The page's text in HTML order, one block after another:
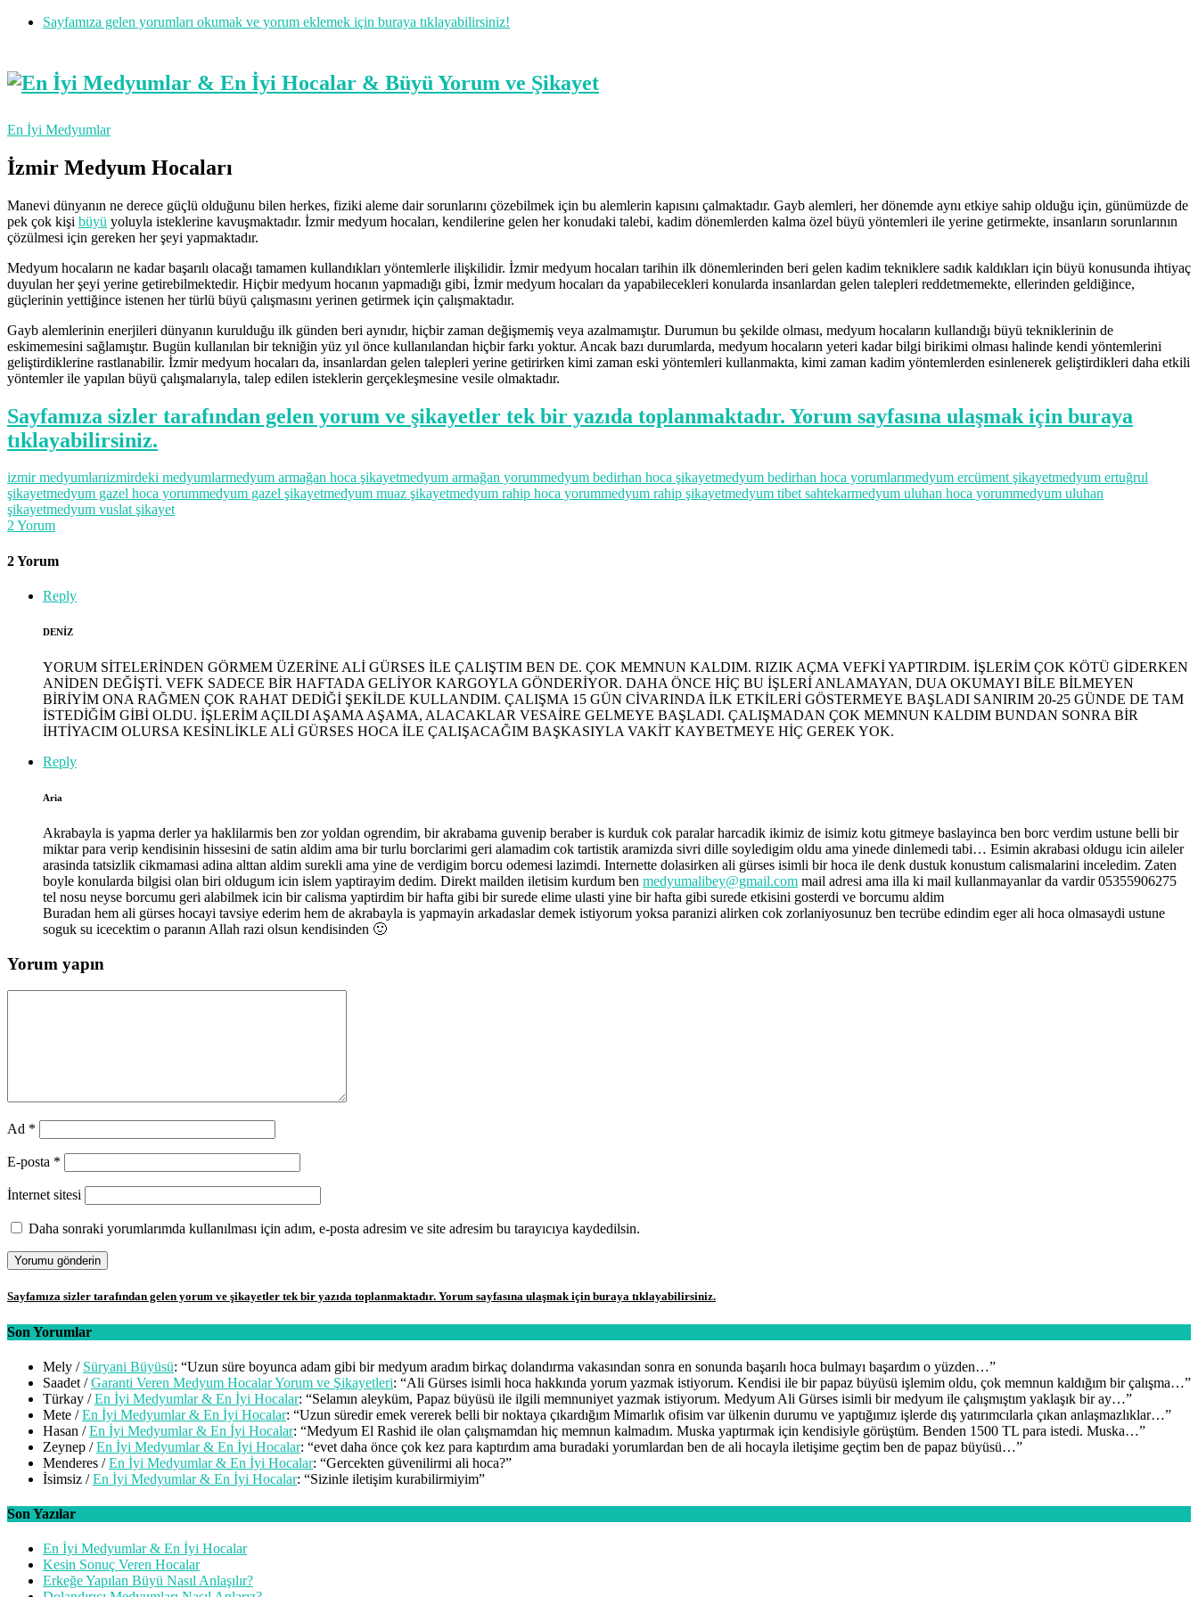
Sayfamıza gelen yorumları okumak ve yorum eklemek için buraya tıklayabilirsiniz!
En İyi Medyumlar
İzmir Medyum Hocaları
Manevi dünyanın ne derece güçlü olduğunu bilen herkes, fiziki aleme dair sorunlarını çözebilmek için bu alemlerin kapısını çalmaktadır. Gayb alemleri, her dönemde aynı etkiye sahip olduğu için, günümüzde de
pek çok kişi büyü yoluyla isteklerine kavuşmaktadır. İzmir medyum hocaları, kendilerine gelen her konudaki talebi, kadim dönemlerden kalma özel büyü yöntemleri ile yerine getirmekte, insanların sorunlarının
çözülmesi için gereken her şeyi yapmaktadır.
Medyum hocaların ne kadar başarılı olacağı tamamen kullandıkları yöntemlerle ilişkilidir. İzmir medyum hocaları tarihin ilk dönemlerinden beri gelen kadim tekniklere sadık kaldıkları için büyü konusunda ihtiyaç
duyulan her şeyi yerine getirebilmektedir. Hiçbir medyum hocanın yapmadığı gibi, İzmir medyum hocaları da yapabilecekleri konularda insanlardan gelen talepleri reddetmemekte, ellerinden geldiğince,
güçlerinin yettiğince istenen her türlü büyü çalışmasını yerinen getirmek için çalışmaktadır.
Gayb alemlerinin enerjileri dünyanın kurulduğu ilk günden beri aynıdır, hiçbir zaman değişmemiş veya azalmamıştır. Durumun bu şekilde olması, medyum hocaların kullandığı büyü tekniklerinin de
eskimemesini sağlamıştır. Bugün kullanılan bir tekniğin yüz yıl önce kullanılandan hiçbir farkı yoktur. Ancak bazı durumlarda, medyum hocaların yeteri kadar bilgi birikimi olması halinde kendi yöntemlerini
geliştirdiklerine rastlanabilir. İzmir medyum hocaları da, insanlardan gelen talepleri yerine getirirken kimi zaman eski yöntemleri kullanmakta, kimi zaman kadim yöntemlerden esinlenerek geliştirdikleri daha etkili
yöntemler ile yapılan büyü çalışmalarıyla, talep edilen isteklerin gerçekleşmesine vesile olmaktadır.
Sayfamıza sizler tarafından gelen yorum ve şikayetler tek bir yazıda toplanmaktadır. Yorum sayfasına ulaşmak için buraya
tıklayabilirsiniz.
izmir medyumlarıizmirdeki medyumlarmedyum armağan hoca şikayetmedyum armağan yorummedyum bedirhan hoca şikayetmedyum bedirhan hoca yorumlarımedyum ercüment şikayetmedyum ertuğrul
şikayetmedyum gazel hoca yorummedyum gazel şikayetmedyum muaz şikayetmedyum rahip hoca yorummedyum rahip şikayetmedyum tibet sahtekarmedyum uluhan hoca yorummedyum uluhan
şikayetmedyum vuslat şikayet
2Yorum
2 Yorum
Reply
DENİZ
YORUM SİTELERİNDEN GÖRMEM ÜZERİNE ALİ GÜRSES İLE ÇALIŞTIM BEN DE. ÇOK MEMNUN KALDIM. RIZIK AÇMA VEFKİ YAPTIRDIM. İŞLERİM ÇOK KÖTÜ GİDERKEN
ANİDEN DEĞİŞTİ. VEFK SADECE BİR HAFTADA GELİYOR KARGOYLA GÖNDERİYOR. DAHA ÖNCE HİÇ BU İŞLERİ ANLAMAYAN, DUA OKUMAYI BİLE BİLMEYEN
BİRİYİM ONA RAĞMEN ÇOK RAHAT DEDİĞİ ŞEKİLDE KULLANDIM. ÇALIŞMA 15 GÜN CİVARINDA İLK ETKİLERİ GÖSTERMEYE BAŞLADI SANIRIM 20-25 GÜNDE DE TAM
İSTEDİĞİM GİBİ OLDU. İŞLERİM AÇILDI AŞAMA AŞAMA, ALACAKLAR VESAİRE GELMEYE BAŞLADI. ÇALIŞMADAN ÇOK MEMNUN KALDIM BUNDAN SONRA BİR
İHTİYACIM OLURSA KESİNLİKLE ALİ GÜRSES HOCA İLE ÇALIŞACAĞIM BAŞKASIYLA VAKİT KAYBETMEYE HİÇ GEREK YOK.
Reply
Aria
Akrabayla is yapma derler ya haklilarmis ben zor yoldan ogrendim, bir akrabama guvenip beraber is kurduk cok paralar harcadik ikimiz de isimiz kotu gitmeye baslayinca ben borc verdim ustune belli bir
miktar para verip kendisinin hissesini de satin aldim ama bir turlu borclarimi geri alamadim cok tartistik aramizda sivri dille soyledigim oldu ama yinede dinlemedi tabi… Esimin akrabasi oldugu icin aileler
arasinda tatsizlik cikmamasi adina alttan aldim surekli ama yine de verdigim borcu odemesi lazimdi. Internette dolasirken ali gürses isimli bir hoca ile denk dustuk konustum calismalarini inceledim. Zaten
boyle konularda bilgisi olan biri oldugum icin islem yaptirayim dedim. Direkt mailden iletisim kurdum ben medyumalibey@gmail.com mail adresi ama illa ki mail kullanmayanlar da vardir 05355906275
tel nosu neyse borcumu geri alabilmek icin bir calisma yaptirdim bir hafta gibi bir surede elime ulasti yine bir hafta gibi surede etkisini gosterdi ve borcumu aldim
Buradan hem ali gürses hocayi tavsiye ederim hem de akrabayla is yapmayin arkadaslar demek istiyorum yoksa paranizi alirken cok zorlaniyosunuz ben tecrübe edindim eger ali hoca olmasaydi ustune
soguk su icecektim o paranın Allah razi olsun kendisinden 🙂
Yorum yapın
Ad *
E-posta *
İnternet sitesi
Daha sonraki yorumlarımda kullanılması için adım, e-posta adresim ve site adresim bu tarayıcıya kaydedilsin.
Sayfamıza sizler tarafından gelen yorum ve şikayetler tek bir yazıda toplanmaktadır. Yorum sayfasına ulaşmak için buraya tıklayabilirsiniz.
Son Yorumlar
Mely / Süryani Büyüsü: “Uzun süre boyunca adam gibi bir medyum aradım birkaç dolandırma vakasından sonra en sonunda başarılı hoca bulmayı başardım o yüzden…”
Saadet /Garanti Veren Medyum Hocalar Yorum ve Şikayetleri: “Ali Gürses isimli hoca hakkında yorum yazmak istiyorum. Kendisi ile bir papaz büyüsü işlemim oldu, çok memnun kaldığım bir çalışma…”
Türkay /En İyi Medyumlar & En İyi Hocalar: “Selamın aleyküm, Papaz büyüsü ile ilgili memnuniyet yazmak istiyorum. Medyum Ali Gürses isimli bir medyum ile çalışmıştım yaklaşık bir ay…”
Mete /En İyi Medyumlar & En İyi Hocalar: “Uzun süredir emek vererek belli bir noktaya çıkardığım Mimarlık ofisim var ülkenin durumu ve yaptığımız işlerde dış yatırımcılarla çıkan anlaşmazlıklar…”
Hasan /En İyi Medyumlar & En İyi Hocalar: “Medyum El Rashid ile olan çalışmamdan hiç memnun kalmadım. Muska yaptırmak için kendisiyle görüştüm. Benden 1500 TL para istedi. Muska…”
Zeynep /En İyi Medyumlar & En İyi Hocalar: “evet daha önce çok kez para kaptırdım ama buradaki yorumlardan ben de ali hocayla iletişime geçtim ben de papaz büyüsü…”
Menderes /En İyi Medyumlar & En İyi Hocalar: “Gercekten güvenilirmi ali hoca?”
İsimsiz /En İyi Medyumlar & En İyi Hocalar: “Sizinle iletişim kurabilirmiyim”
Son Yazılar
En İyi Medyumlar & En İyi Hocalar
Kesin Sonuç Veren Hocalar
Erkeğe Yapılan Büyü Nasıl Anlaşılır?